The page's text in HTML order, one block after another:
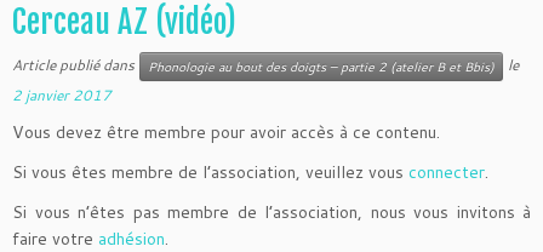
Cerceau AZ (vidéo)
Article publié dans Phonologie au bout des doigts – partie 2 (atelier B et Bbis)
le
2 janvier 2017
Vous devez être membre pour avoir accès à ce contenu.
Si vous êtes membre de l’association, veuillez vous connecter.
Si vous n’êtes pas membre de l’association, nous vous invitons à
faire votre adhésion.